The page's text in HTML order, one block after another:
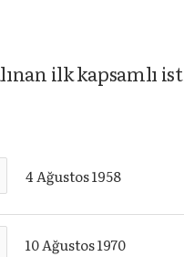
ilk kapsamlı
4 Ağustos 1958
10 Ağustos 1970